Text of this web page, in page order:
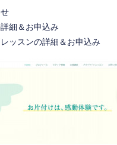
細＆お申込み
ッスンの詳細＆お申込み